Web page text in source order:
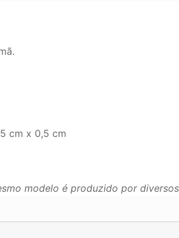
cm x 0,5 cm
modelo é produzido por